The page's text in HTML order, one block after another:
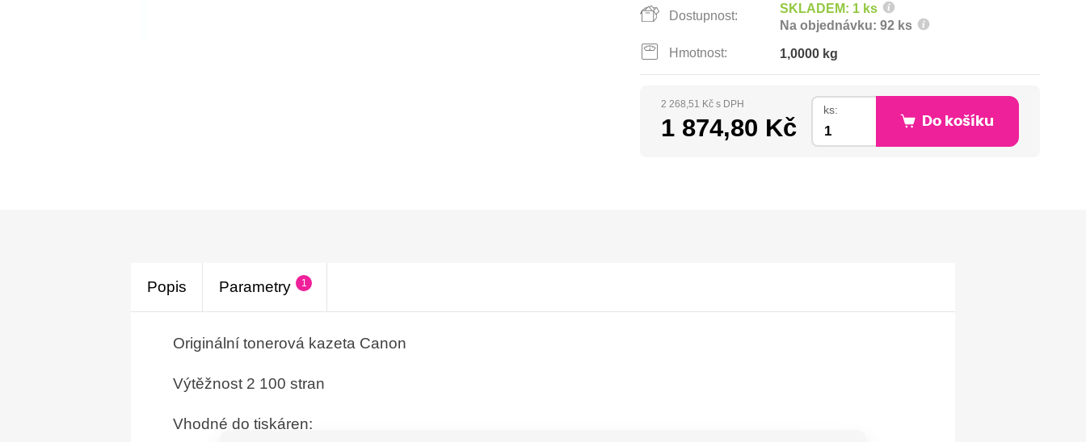
Dostupnost:
SKLADEM: 1 ks
Na objednávku: 92 ks
Hmotnost: 1,0000 kg
2 268,51 Kč s DPH
1 874,80 Kč
ks:
Do košíku
Popis Parametry 1
Originální tonerová kazeta Canon
Výtěžnost 2 100 stran
Vhodné do tiskáren: